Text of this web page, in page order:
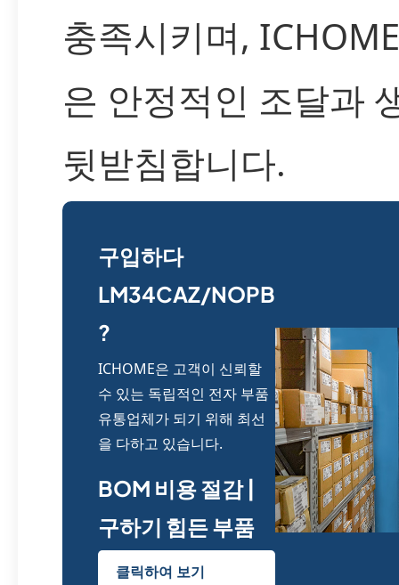
충족시키며,
은 안정적인 조달과
뒷받침합니다.
구입하다
LM34CAZ/NOPB
?
ICHOME은 고객이 신뢰할
수 있는 독립적인 전자 부품
유통업체가 되기 위해 최선
을 다하고 있습니다.
BOM 비용 절감 |
구하기 힘든 부품
클릭하여 보기